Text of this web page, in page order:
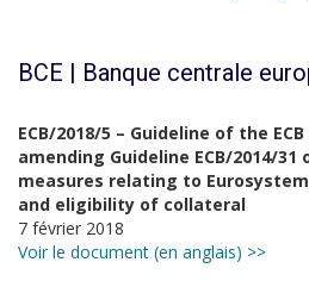
BCE | Banque centrale
ECB/2018/5 – Guideline of the
amending Guideline ECB/2014/
measures relating to
and eligibility of collateral
7 février 2018
Voir le document (en anglais) >>